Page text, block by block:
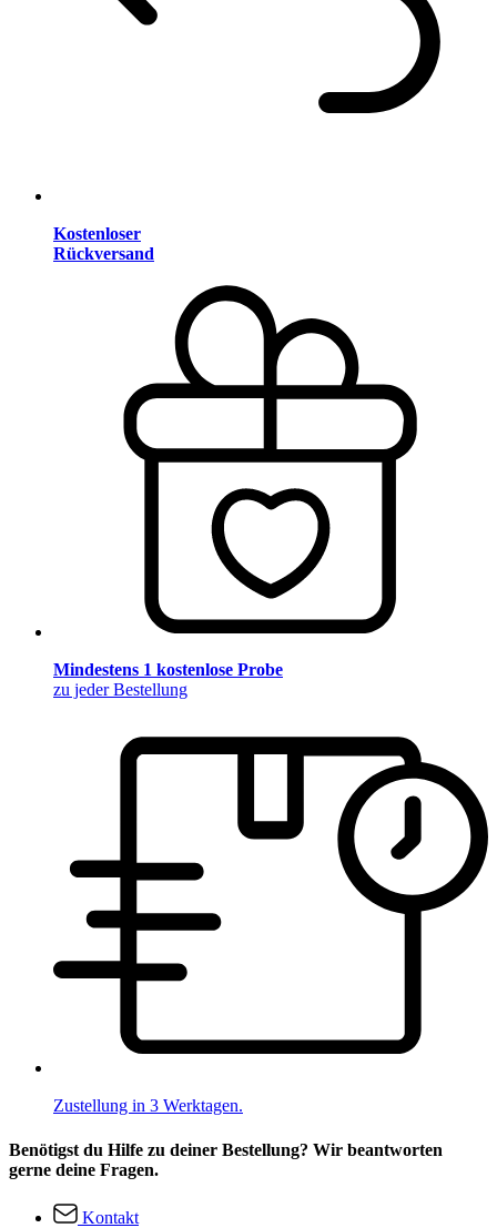
Kostenloser
Rückversand
Mindestens 1 kostenlose Probe
zu jeder Bestellung
Zustellung in 3 Werktagen.
Benötigst du Hilfe zu deiner Bestellung? Wir beantworten
gerne deine Fragen.
Kontakt